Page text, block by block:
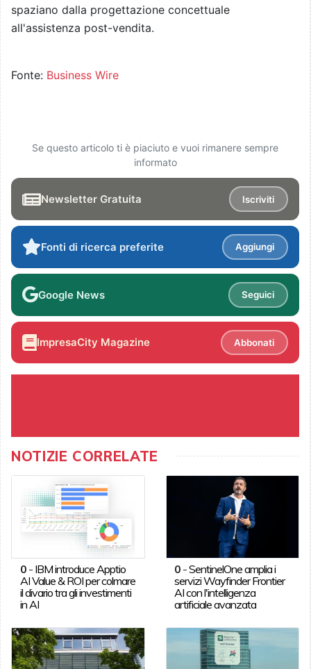
spaziano dalla progettazione concettuale
all'assistenza post-vendita.
Fonte: Business Wire
Se questo articolo ti è piaciuto e vuoi rimanere sempre
informato
Newsletter Gratuita Iscriviti
Fonti di ricerca preferite Aggiungi
Google News Seguici
ImpresaCity Magazine Abbonati
NOTIZIE CORRELATE
0- IBM introduce Apptio
AI Value & ROI per colmare
il divario tra gli investimenti
in AI
0 -SentinelOne amplia i
servizi Wayfinder Frontier
AI con l'intelligenza
artificiale avanzata